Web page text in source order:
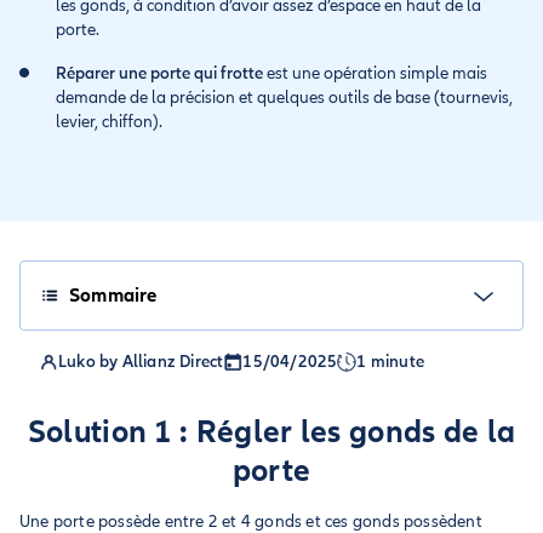
les gonds, à condition d’avoir assez d’espace en haut de la
porte.
Réparer une porte qui frotteest une opération simple mais
demande de la précision et quelques outils de base (tournevis,
levier, chiffon).
Sommaire
Luko by Allianz Direct 15/04/2025 1 minute
Solution 1 : Régler les gonds de la
porte
Une porte possède entre 2 et 4 gonds et ces gonds possèdent